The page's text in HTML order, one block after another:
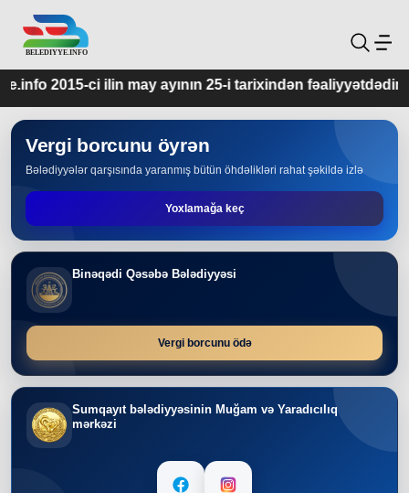
ayının 25-i tarixindən fəaliyyətdədir.
Vergi borcunu öyrən
Bələdiyyələr qarşısında yaranmış bütün öhdəlikləri rahat şəkildə izlə
Yoxlamağa keç
Binəqədi Qəsəbə Bələdiyyəsi
Vergi borcunu ödə
Sumqayıt bələdiyyəsinin Muğam və Yaradıcılıq
mərkəzi